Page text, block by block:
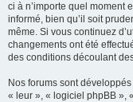
ci à n’importe quel moment
informé, bien qu’il soit
même. Si vous continuez
changements ont été
des conditions découlant
Nos forums sont
« leur », « logiciel phpBB »,